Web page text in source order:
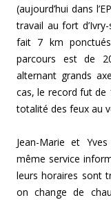
(aujourd’hui dans
travail au fort
fait 7 km
parcours est de
alternant grands
cas, le record fut de
totalité des feux au
Jean-Marie et
même service
leurs horaires sont
on change de